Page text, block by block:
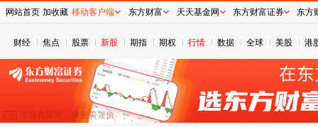
财经 焦点 股票 新股 期指 期权 行情 数据 全球 美股 港
网站首页 加收藏 移动客户端 东方财富 天天基金网 东方财富证券 东方